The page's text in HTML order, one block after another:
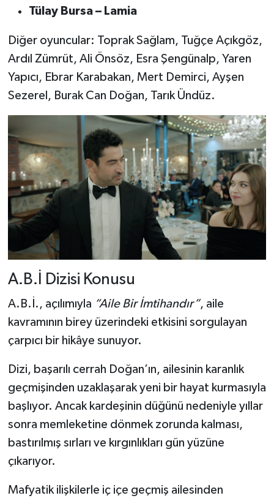
Tülay Bursa – Lamia
Diğer oyuncular: Toprak Sağlam, Tuğçe Açıkgöz,
Ardıl Zümrüt, Ali Önsöz, Esra Şengünalp, Yaren
Yapıcı, Ebrar Karabakan, Mert Demirci, Ayşen
Sezerel, Burak Can Doğan, Tarık Ündüz.
A.B.İ Dizisi Konusu
A.B.İ., açılımıyla “Aile Bir İmtihandır”, aile
kavramının birey üzerindeki etkisini sorgulayan
çarpıcı bir hikâye sunuyor.
Dizi, başarılı cerrah Doğan’ın, ailesinin karanlık
geçmişinden uzaklaşarak yeni bir hayat kurmasıyla
başlıyor. Ancak kardeşinin düğünü nedeniyle yıllar
sonra memleketine dönmek zorunda kalması,
bastırılmış sırları ve kırgınlıkları gün yüzüne
çıkarıyor.
Mafyatik ilişkilerle iç içe geçmiş ailesinden